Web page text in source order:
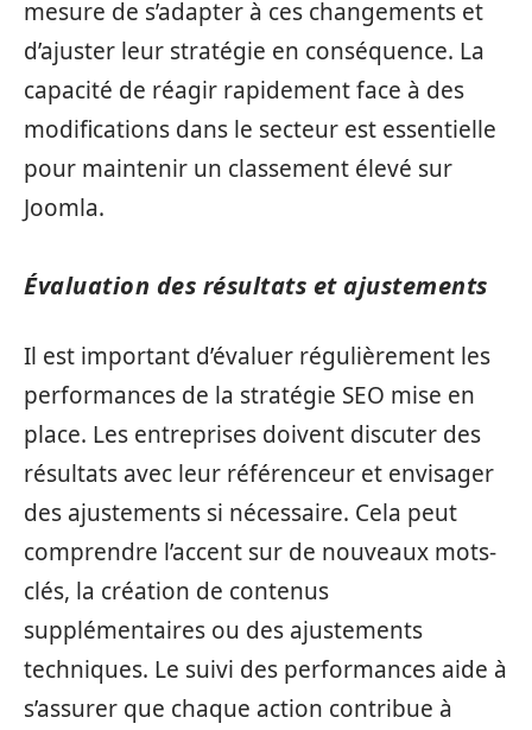
mesure de s’adapter à ces changements et
d’ajuster leur stratégie en conséquence. La
capacité de réagir rapidement face à des
modifications dans le secteur est essentielle
pour maintenir un classement élevé sur
Joomla.
Évaluation des résultats et ajustements
Il est important d’évaluer régulièrement les
performances de la stratégie SEO mise en
place. Les entreprises doivent discuter des
résultats avec leur référenceur et envisager
des ajustements si nécessaire. Cela peut
comprendre l’accent sur de nouveaux mots-
clés, la création de contenus
supplémentaires ou des ajustements
techniques. Le suivi des performances aide à
s’assurer que chaque action contribue à